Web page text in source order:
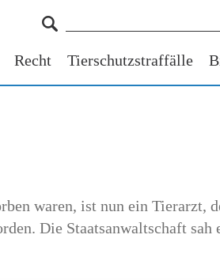
Recht Tierschutzstraffälle
waren, ist nun ein Tierarzt,
Die Staatsanwaltschaft sah